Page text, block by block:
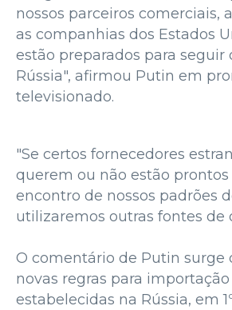
nossos parceiros comerciais,
as companhias dos Estados
estão preparados para seguir
Rússia", afirmou Putin em
televisionado.
"Se certos fornecedores
querem ou não estão prontos
encontro de nossos padrões
utilizaremos outras fontes de
O comentário de Putin surge
novas regras para
estabelecidas na Rússia, em